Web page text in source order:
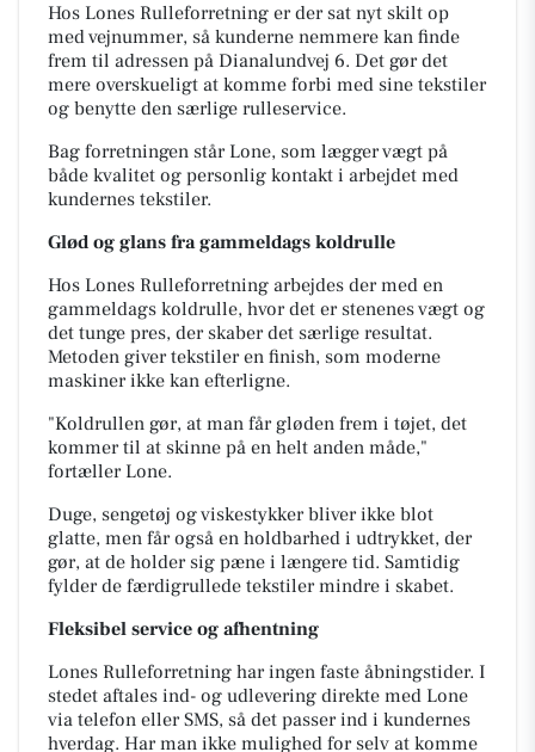
Hos Lones Rulleforretning er der sat nyt skilt op
med vejnummer, så kunderne nemmere kan finde
frem til adressen på Dianalundvej 6. Det gør det
mere overskueligt at komme forbi med sine tekstiler
og benytte den særlige rulleservice.
Bag forretningen står Lone, som lægger vægt på
både kvalitet og personlig kontakt i arbejdet med
kundernes tekstiler.
Glød og glans fra gammeldags koldrulle
Hos Lones Rulleforretning arbejdes der med en
gammeldags koldrulle, hvor det er stenenes vægt og
det tunge pres, der skaber det særlige resultat.
Metoden giver tekstiler en finish, som moderne
maskiner ikke kan efterligne.
"Koldrullen gør, at man får gløden frem i tøjet, det
kommer til at skinne på en helt anden måde,"
fortæller Lone.
Duge, sengetøj og viskestykker bliver ikke blot
glatte, men får også en holdbarhed i udtrykket, der
gør, at de holder sig pæne i længere tid. Samtidig
fylder de færdigrullede tekstiler mindre i skabet.
Fleksibel service og afhentning
Lones Rulleforretning har ingen faste åbningstider. I
stedet aftales ind- og udlevering direkte med Lone
via telefon eller SMS, så det passer ind i kundernes
hverdag. Har man ikke mulighed for selv at komme